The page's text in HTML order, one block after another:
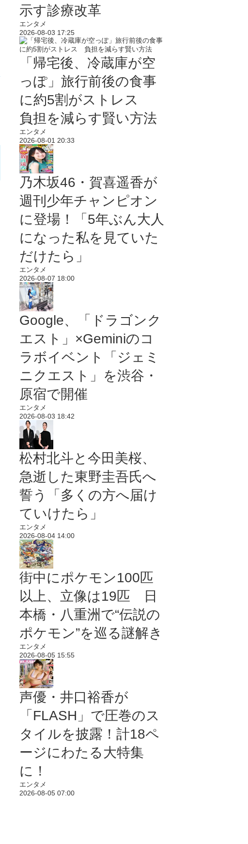
示す診療改革
エンタメ
2026-08-03 17:25
「帰宅後、冷蔵庫が空
っぽ」旅行前後の食事
に約5割がストレス
負担を減らす賢い方法
エンタメ
2026-08-01 20:33
乃木坂46・賀喜遥香が
週刊少年チャンピオン
に登場！「5年ぶん大人
になった私を見ていた
だけたら」
エンタメ
2026-08-07 18:00
Google、「ドラゴンク
エスト」×Geminiのコ
ラボイベント「ジェミ
ニクエスト」を渋谷・
原宿で開催
エンタメ
2026-08-03 18:42
松村北斗と今田美桜、
急逝した東野圭吾氏へ
誓う「多くの方へ届け
ていけたら」
エンタメ
2026-08-04 14:00
街中にポケモン100匹
以上、立像は19匹 日
本橋・八重洲で“伝説の
ポケモン”を巡る謎解き
エンタメ
2026-08-05 15:55
声優・井口裕香が
「FLASH」で圧巻のス
タイルを披露！計18ペ
ージにわたる大特集
に！
エンタメ
2026-08-05 07:00